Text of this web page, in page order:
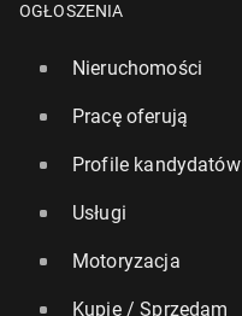
OGŁOSZENIA
Nieruchomości
Pracę oferują
Profile kandydatów
Usługi
Motoryzacja
Kupię / Sprzedam